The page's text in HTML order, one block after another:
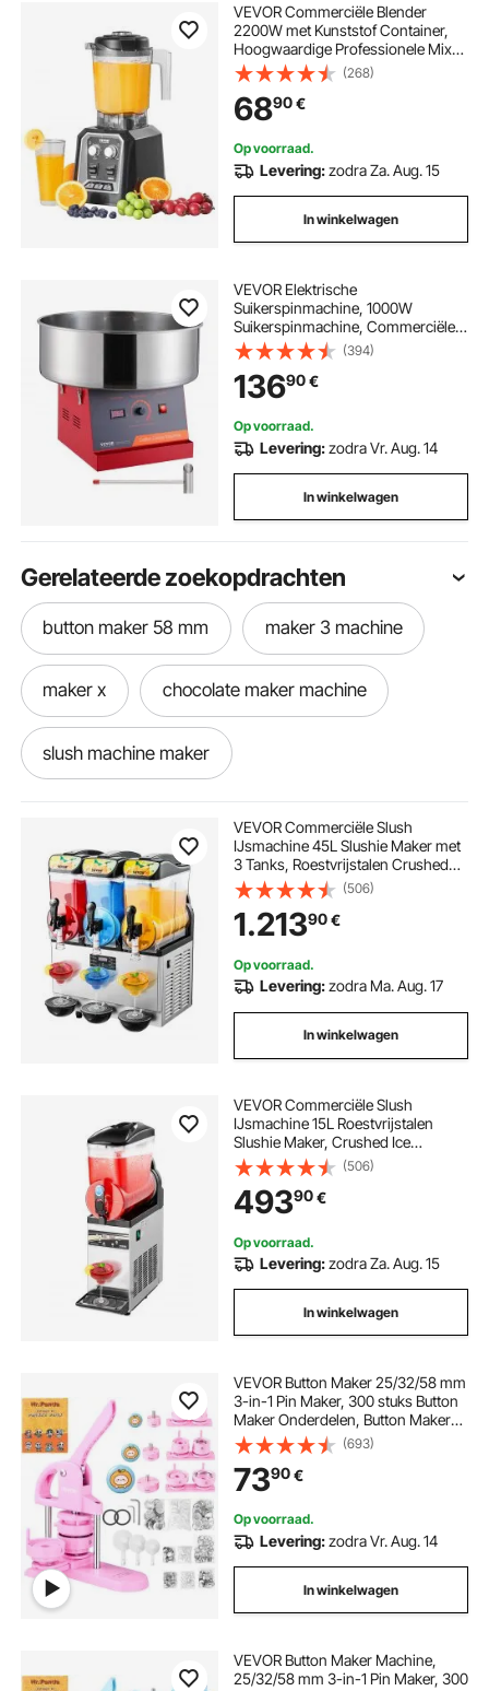
VEVOR Commerciële Blender
2200W met Kunststof Container,
Hoogwaardige Professionele Mixer
met 3 Functies, voor Bevroren
Dranken, Shakes, Smoothies en
Crushed Ice
(268)
6890€
Op voorraad.
Levering:zodra Za. Aug. 15
In winkelwagen
VEVOR Elektrische
Suikerspinmachine, 1000W
Suikerspinmachine, Commerciële
Suikerspinmachine met RVS Kom &
Suikerlepel, Perfect voor
Kinderfeestjes thuis,
Familiebijeenkomsten (Rood)
(394)
13690€
Op voorraad.
Levering:zodra Vr. Aug. 14
In winkelwagen
Gerelateerde zoekopdrachten
button maker 58 mm maker 3 machine
maker x chocolate maker machine
slush machine maker
smoothie maker machine
button maker press machine
bow maker machine
hot chocolate maker machine
frozen margarita maker machine
punch maker machine
bowl maker machine
pasta maker pasta machine
button maker badge punch press machine
VEVOR Commerciële Slush
IJsmachine 45L Slushie Maker met
3 Tanks, Roestvrijstalen Crushed
Ice Machine voor 180 Glazen
Margarita's en Smoothies,
IJsmachine voor Thuisgebruik,
Catering, Cafés en Bars
(506)
1.21390€
Op voorraad.
Levering:zodra Ma. Aug. 17
In winkelwagen
VEVOR Commerciële Slush
IJsmachine 15L Roestvrijstalen
Slushie Maker, Crushed Ice
Machine voor 60 Glazen
Margarita's en Smoothies,
IJsmachine voor Thuisfeesten,
Restaurants en Cafés
(506)
49390€
Op voorraad.
Levering:zodra Za. Aug. 15
In winkelwagen
VEVOR Button Maker 25/32/58 mm
3-in-1 Pin Maker, 300 stuks Button
Maker Onderdelen, Button Maker
Machine met Panda Spellbook,
Ergonomische Punch Set met Boog
Handvat, voor DIY Cadeaus voor
Kinderen
(693)
7390€
Op voorraad.
Levering:zodra Vr. Aug. 14
In winkelwagen
VEVOR Button Maker Machine,
25/32/58 mm 3-in-1 Pin Maker, 300